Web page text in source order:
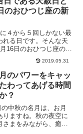
のおひつじ座の新
４から５回しかない最
れる日です。そんな天
16日のおひつじ座の新
す。天赦日と重なるお
過ごし方について、ご
2019.05.31
のパワーをキャッ
わってあげる時間
？
中秋の名月は、お月
りますね。秋の夜空に
まをみながら、癒し